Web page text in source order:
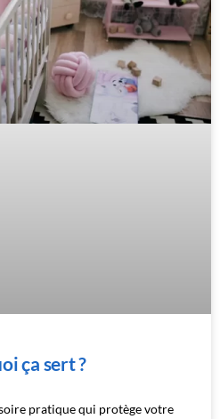
ça sert ?
pratique qui protège votre